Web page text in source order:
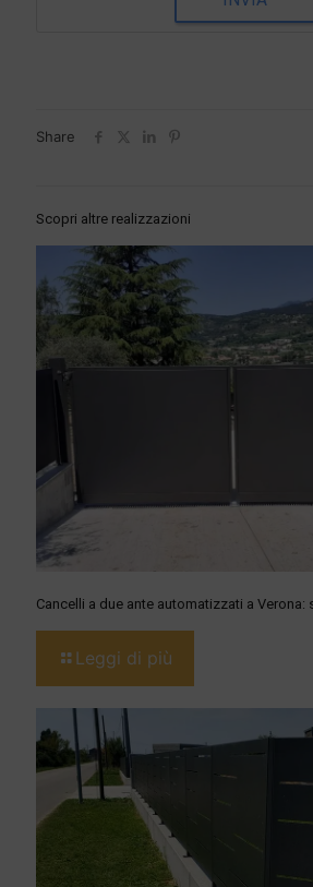
Share
Scopri altre realizzazioni
Cancelli a due ante automatizzati a
Leggi di più